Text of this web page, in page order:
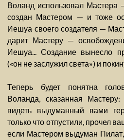
Воланд использовал Мастера
создан Мастером — и тоже
Иешуа своего создателя —
дарит Мастеру —
Иешуа... Создание вынесло
(«он не заслужил света») и
Теперь будет понятна
Воланда, сказанная
видеть выдуманный вами
только что отпустили, прочел
если Мастером выдуман